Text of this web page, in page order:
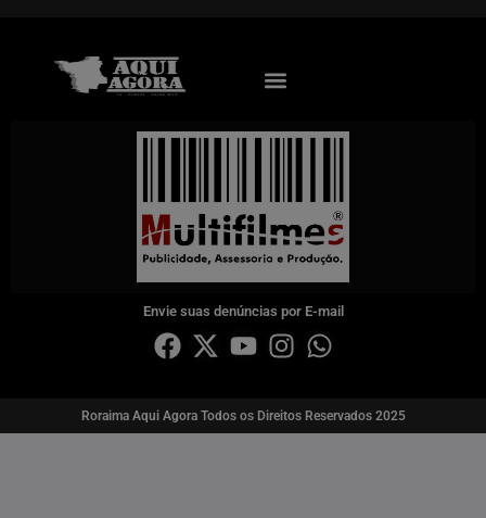
Envie suas denúncias por E-mail
Roraima Aqui Agora Todos os Direitos Reservados 2025